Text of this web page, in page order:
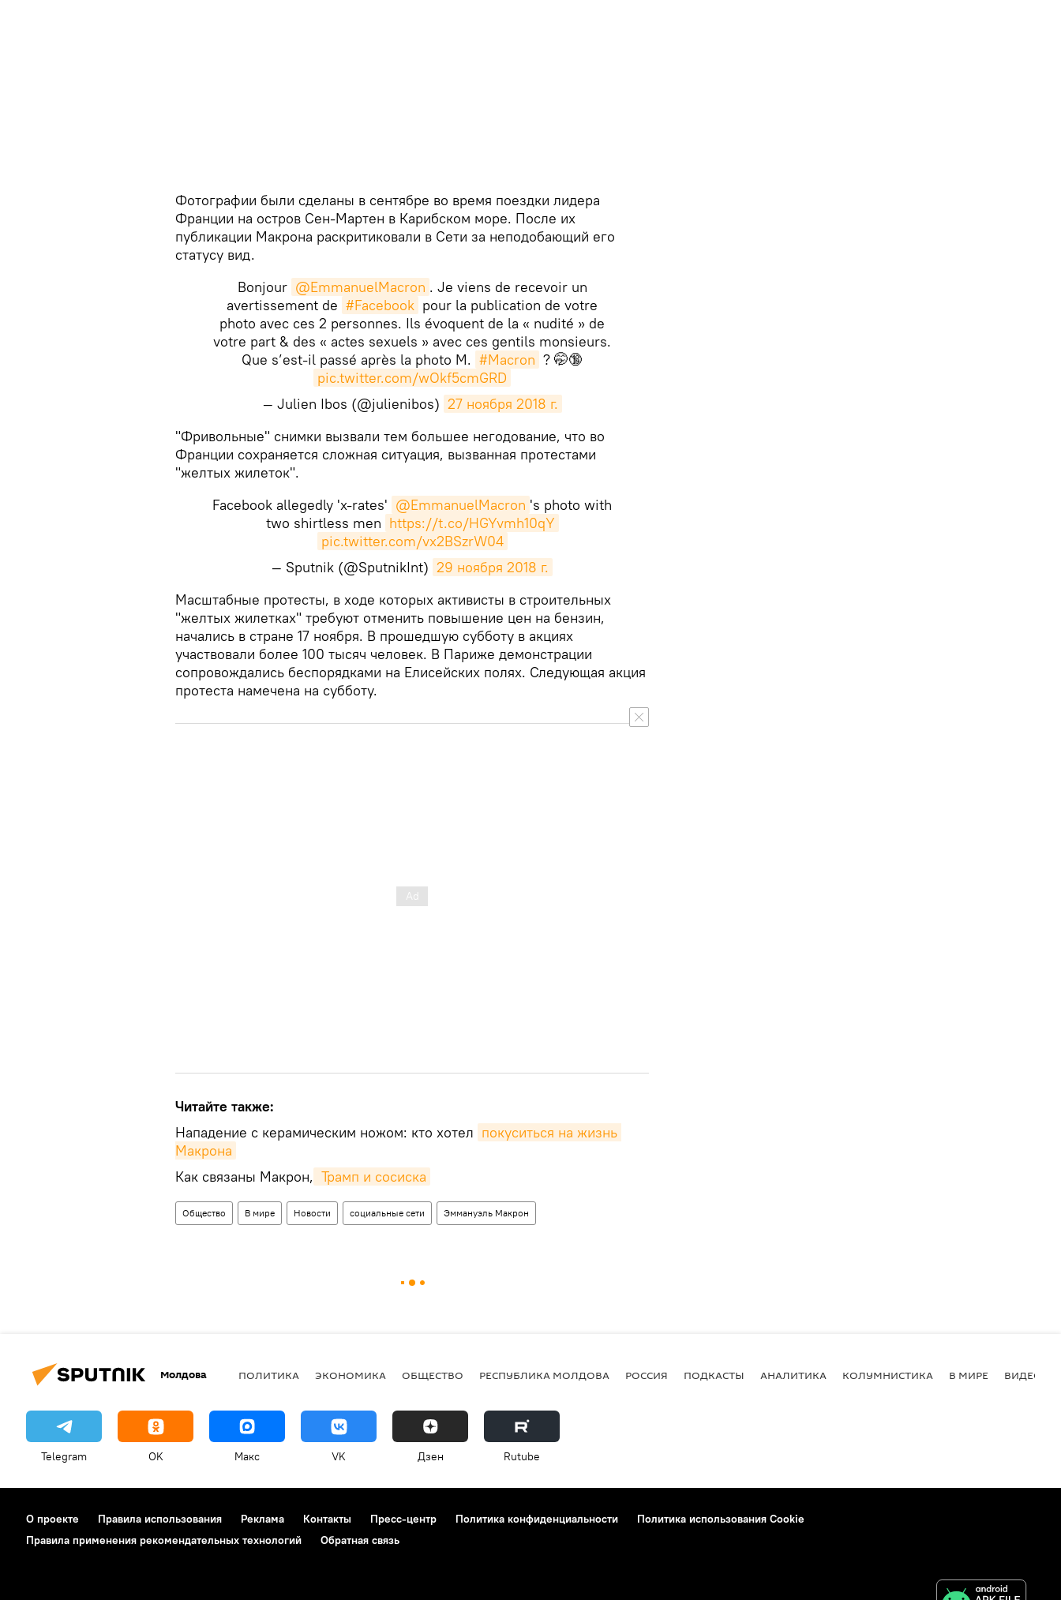
Фотографии были сделаны в сентябре во время поездки лидера
Франции на остров Сен-Мартен в Карибском море. После их
публикации Макрона раскритиковали в Сети за неподобающий его
статусу вид.
Bonjour @EmmanuelMacron . Je viens de recevoir un
avertissement de #Facebook pour la publication de votre
photo avec ces 2 personnes. Ils évoquent de la « nudité » de
votre part & des « actes sexuels » avec ces gentils monsieurs.
Que s’est-il passé après la photo M. #Macron ? 🤭🔞
pic.twitter.com/wOkf5cmGRD
— Julien Ibos (@julienibos) 27 ноября 2018 г.
​"Фривольные" снимки вызвали тем большее негодование, что во
Франции сохраняется сложная ситуация, вызванная протестами
"желтых жилеток".
Facebook allegedly 'x-rates' @EmmanuelMacron 's photo with
two shirtless men https://t.co/HGYvmh10qY
pic.twitter.com/vx2BSzrW04
— Sputnik (@SputnikInt) 29 ноября 2018 г.
​Масштабные протесты, в ходе которых активисты в строительных
"желтых жилетках" требуют отменить повышение цен на бензин,
начались в стране 17 ноября. В прошедшую субботу в акциях
участвовали более 100 тысяч человек. В Париже демонстрации
сопровождались беспорядками на Елисейских полях. Следующая акция
протеста намечена на субботу.
Читайте также:
Нападение с керамическим ножом: кто хотел покуситься на жизнь
Макрона
Как связаны Макрон, Трамп и сосиска
Общество В мире Новости социальные сети Эммануэль Макрон
Молдова ПОЛИТИКА ЭКОНОМИКА ОБЩЕСТВО РЕСПУБЛИКА МОЛДОВА РОССИЯ ПОДКАСТЫ АНАЛИТИКА КОЛУМНИСТИКА В МИРЕ ВИДЕО
Telegram OK Макс VK Дзен Rutube
О проекте Правила использования Реклама Контакты Пресс-центр Политика конфиденциальности
Политика использования Cookie
Правила применения рекомендательных технологий
Обратная связь